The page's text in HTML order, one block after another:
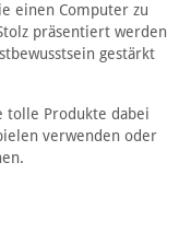
einen Computer zu
präsentiert werden
gestärkt
tolle Produkte dabei
verwenden oder